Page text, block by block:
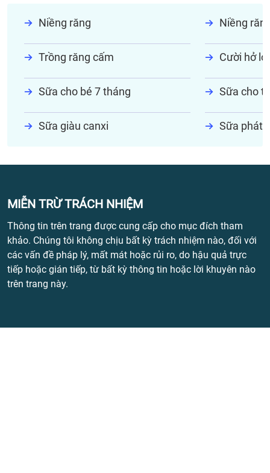
Niềng răng Niềng
Trồng răng cấm Cười hở lợi
Sữa cho bé 7 tháng Sữa cho
Sữa giàu canxi Sữa phát
MIỄN TRỪ TRÁCH NHIỆM
Thông tin trên trang được cung cấp cho mục đích tham
khảo. Chúng tôi không chịu bất kỳ trách nhiệm nào, đối với
các vấn đề pháp lý, mất mát hoặc rủi ro, do hậu quả trực
tiếp hoặc gián tiếp, từ bất kỳ thông tin hoặc lời khuyên nào
trên trang này.